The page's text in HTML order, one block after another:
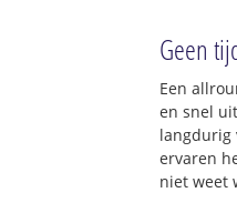
Geen
Een
en snel
langdurig
ervaren
niet weet